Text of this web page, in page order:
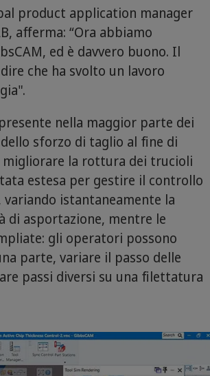
product application manager
afferma: “Ora abbiamo
ed è davvero buono. Il
che ha svolto un lavoro
nella maggior parte dei
sforzo di taglio al fine di
la rottura dei trucioli
estesa per gestire il controllo
istantaneamente la
di asportazione, mentre le
gli operatori possono
parte, variare il passo delle
passi diversi su una filettatura